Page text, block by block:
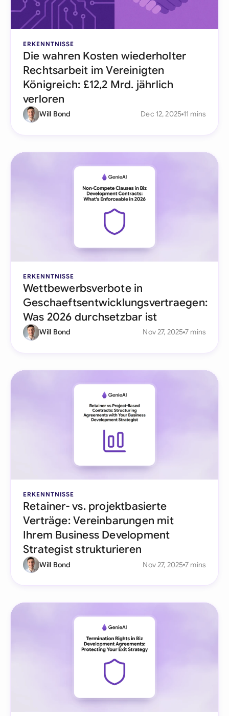
ERKENNTNISSE
Die wahren Kosten wiederholter
Rechtsarbeit im Vereinigten
Königreich: £12,2 Mrd. jährlich
verloren
Will Bond Dec 12, 2025 11 mins
ERKENNTNISSE
Wettbewerbsverbote in
Geschaeftsentwicklungsvertraegen:
Was 2026 durchsetzbar ist
Will Bond Nov 27, 2025 7 mins
ERKENNTNISSE
Retainer- vs. projektbasierte
Verträge: Vereinbarungen mit
Ihrem Business Development
Strategist strukturieren
Will Bond Nov 27, 2025 7 mins